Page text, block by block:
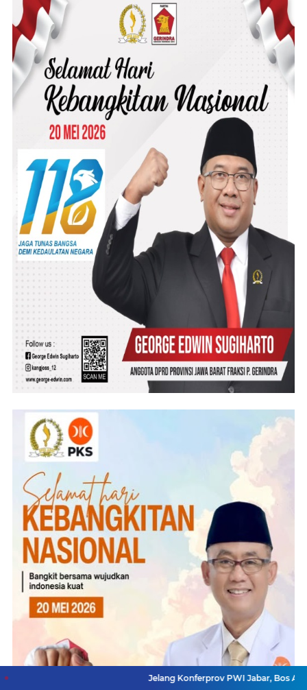
Jelang Konferprov PWI Jabar, Bos Ayo Media